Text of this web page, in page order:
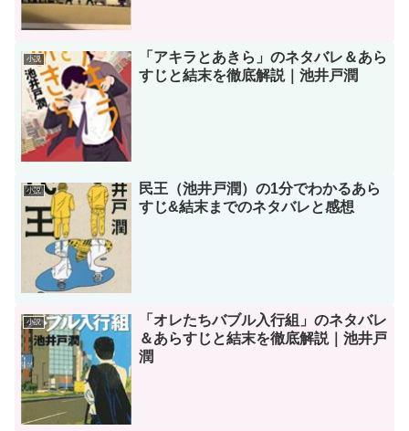
小説
「アキラとあきら」のネタバレ＆あら
すじと結末を徹底解説｜池井戸潤
小説
民王（池井戸潤）の1分でわかるあら
すじ&結末までのネタバレと感想
小説
「オレたちバブル入行組」のネタバレ
＆あらすじと結末を徹底解説｜池井戸
潤